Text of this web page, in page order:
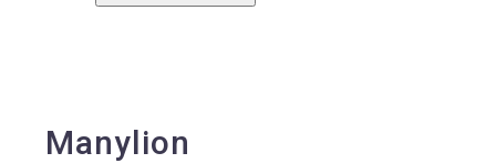
Manylion